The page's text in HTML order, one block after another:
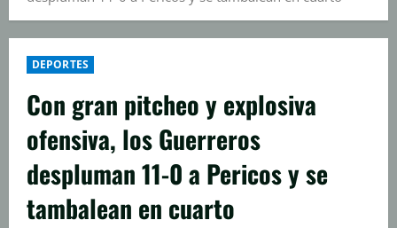
DEPORTES
Con gran pitcheo y explosiva
ofensiva, los Guerreros
despluman 11-0 a Pericos y se
tambalean en cuarto